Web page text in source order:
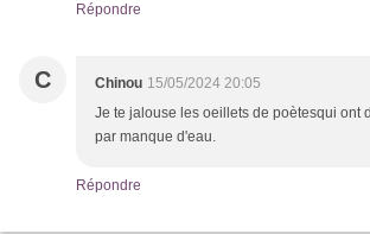
Répondre
C Chinou 15/05/2024 20:05
Je te jalouse les oeillets de poètesqui ont
par manque d'eau.
Répondre